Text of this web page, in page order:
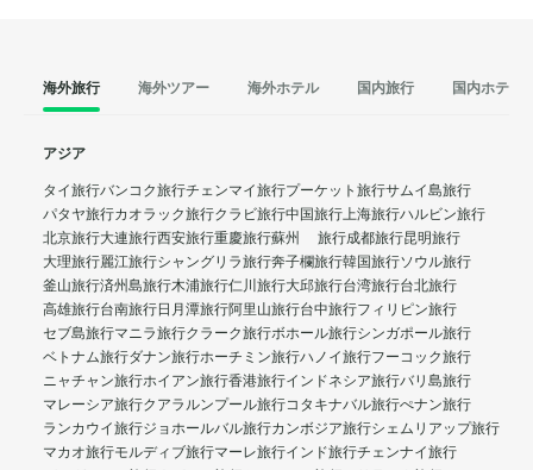
海外旅行 海外ツアー 海外ホテル 国内旅行 国内ホテル
アジア
タイ旅行バンコク旅行チェンマイ旅行プーケット旅行サムイ島旅行
パタヤ旅行カオラック旅行クラビ旅行中国旅行上海旅行ハルビン旅行
北京旅行大連旅行西安旅行重慶旅行蘇州 旅行成都旅行昆明旅行
大理旅行麗江旅行シャングリラ旅行奔子欄旅行韓国旅行ソウル旅行
釜山旅行済州島旅行木浦旅行仁川旅行大邱旅行台湾旅行台北旅行
高雄旅行台南旅行日月潭旅行阿里山旅行台中旅行フィリピン旅行
セブ島旅行マニラ旅行クラーク旅行ボホール旅行シンガポール旅行
ベトナム旅行ダナン旅行ホーチミン旅行ハノイ旅行フーコック旅行
ニャチャン旅行ホイアン旅行香港旅行インドネシア旅行バリ島旅行
マレーシア旅行クアラルンプール旅行コタキナバル旅行ぺナン旅行
ランカウイ旅行ジョホールバル旅行カンボジア旅行シェムリアップ旅行
マカオ旅行モルディブ旅行マーレ旅行インド旅行チェンナイ旅行